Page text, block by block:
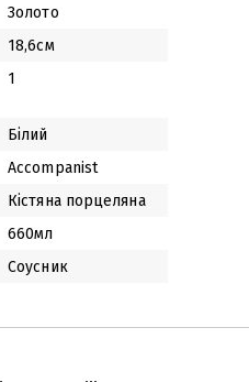
Золото
18,6см
1
Білий
Accompanist
Кістяна порцеляна
660мл
Соусник